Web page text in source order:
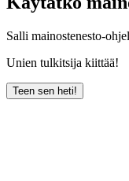
Salli mainostenesto-
Unien tulkitsija kiittää!
Teen sen heti!